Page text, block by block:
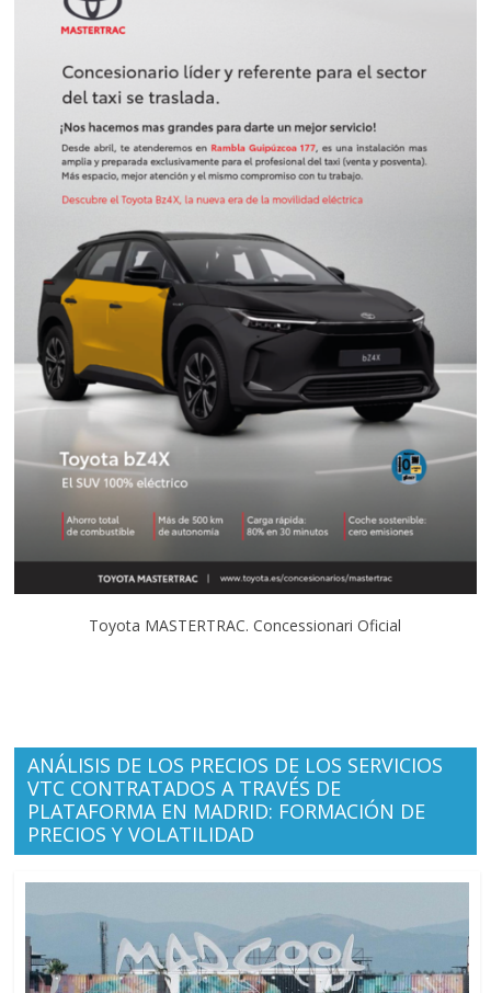
Toyota MASTERTRAC. Concessionari Oficial
ANÁLISIS DE LOS PRECIOS DE LOS SERVICIOS
VTC CONTRATADOS A TRAVÉS DE
PLATAFORMA EN MADRID: FORMACIÓN DE
PRECIOS Y VOLATILIDAD